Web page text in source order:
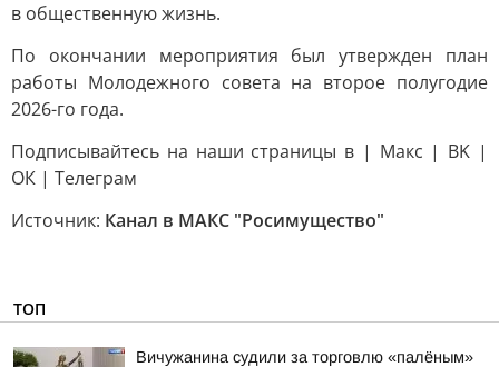
в общественную жизнь.
По окончании мероприятия был утвержден план
работы Молодежного совета на второе полугодие
2026-го года.
Подписывайтесь на наши страницы в | Mакс | ВK |
ОК | Телеграм
Источник: Канал в МАКС "Росимущество"
ТОП
Вичужанина судили за торговлю «палёным»